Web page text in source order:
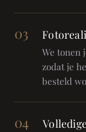
03
We tonen
zodat je
besteld
04